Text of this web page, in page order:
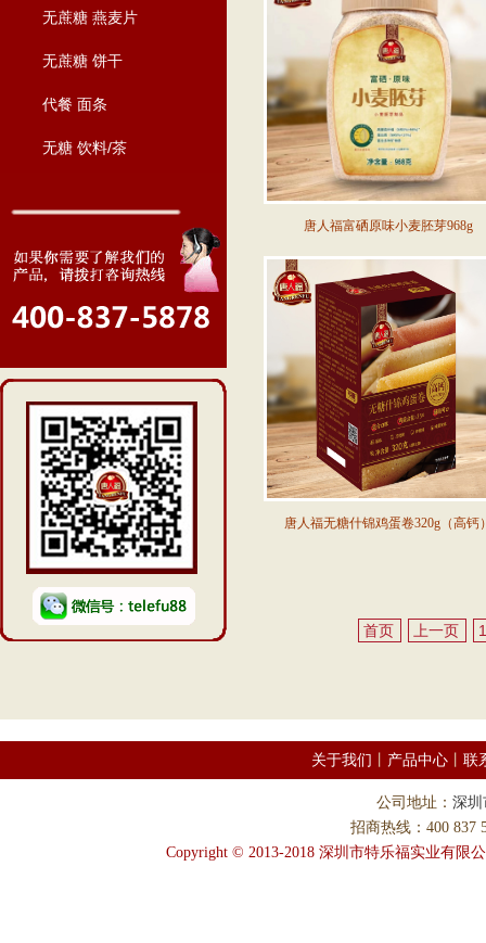
无蔗糖 燕麦片
无蔗糖 饼干
代餐 面条
无糖 饮料/茶
唐人福富硒原味小麦胚芽968g
唐人福无糖什锦鸡蛋卷320g（高钙
首页 上一页
关于我们 产品中心 联
公司地址： 深圳
招商热线：400 837
Copyright © 2013-2018 深圳市特乐福实业有限